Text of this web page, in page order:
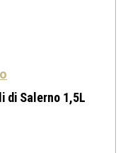
di Salerno 1,5L